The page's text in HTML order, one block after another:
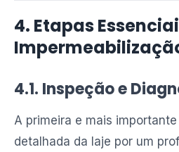
4. Etapas
4.1. Inspeção e
A primeira e mais
detalhada da laje por um